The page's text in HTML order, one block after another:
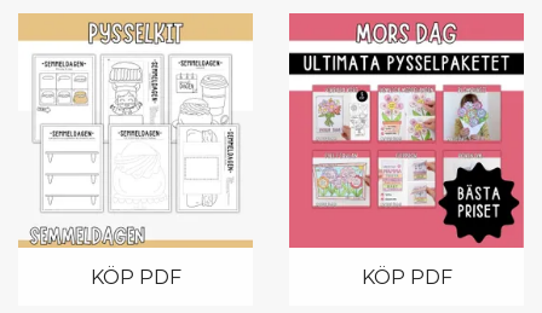
KÖP PDF KÖP PDF